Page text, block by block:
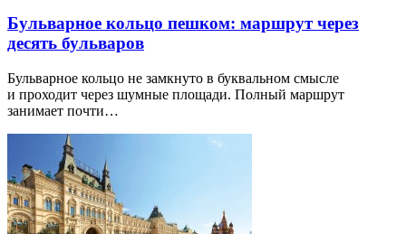
Бульварное кольцо пешком: маршрут через
десять бульваров
Бульварное кольцо не замкнуто в буквальном смысле
и проходит через шумные площади. Полный маршрут
занимает почти…